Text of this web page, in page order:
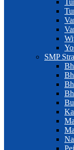
SMP